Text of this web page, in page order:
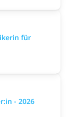
für
- 2026